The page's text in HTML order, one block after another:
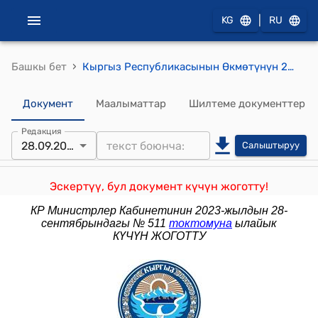
KG RU
Башкы бет › Кыргыз Республикасынын Өкмөтүнүн 2017-жылдын 13-сентябрындагы № 559 "Кыргыз Республикасынын Өкмөтүнүн 2013-жылдын 26-июнундагы № 380 "Мамлекеттик илимий мекемелер жөнүндө типтүү жобону бекитүү тууралуу" токтомуна өзгөртүү киргизүү жөнүндө" токтому
Документ Маалыматтар Шилтеме документтер
Редакция
28.09.2023 Салыштыруу
Эскертүү, бул документ күчүн жоготту!